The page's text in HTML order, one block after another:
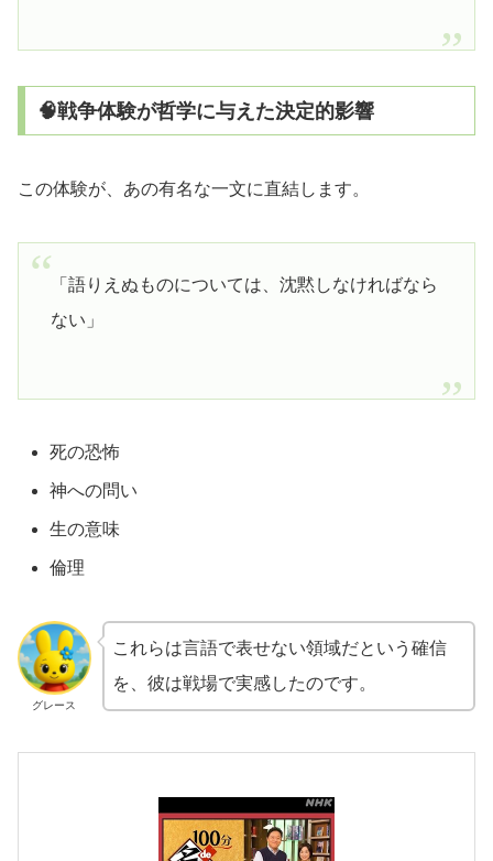
🧠戦争体験が哲学に与えた決定的影響
この体験が、あの有名な一文に直結します。
「語りえぬものについては、沈黙しなければなら
ない」
死の恐怖
神への問い
生の意味
倫理
グレース
これらは言語で表せない領域だという確信
を、彼は戦場で実感したのです。